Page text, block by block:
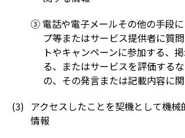
③ 電話や電子メールその他の手段
プ等またはサービス提供者に質
トやキャンペーンに参加する、
る、またはサービスを評価する
の、その発言または記載内容に
アクセスしたことを契機として機械
情報